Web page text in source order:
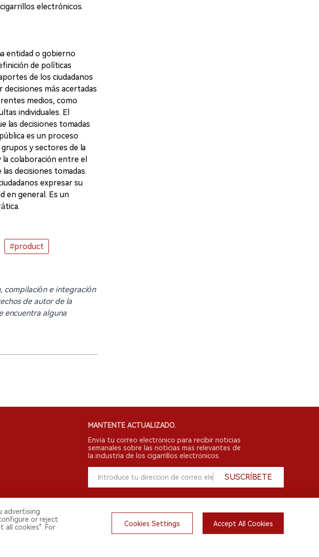
electrónicos.
entidad o gobierno
de políticas
de los ciudadanos
más acertadas
medios, como
individuales. El
las decisiones tomadas
es un proceso
y sectores de la
colaboración entre el
decisiones tomadas.
expresar su
en general. Es un
#product
compilación e integración
de autor de la
encuentra alguna
MANTENTE ACTUALIZADO.
Envía tu correo electrónico para recibir noticias
semanales sobre las noticias más relevantes de
la industria de los cigarrillos electrónicos.
SUSCRÍBETE
advertising
or reject
all cookies". For
Cookies Settings Accept All Cookies